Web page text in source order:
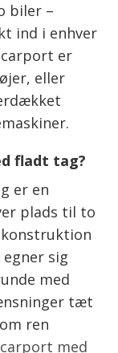
biler –
ind i enhver
er
eller
fladt tag?
er en
plads til to
sig
med
tæt
ren
med